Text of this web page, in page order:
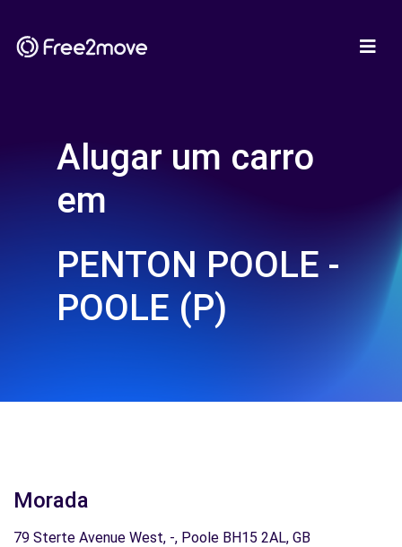
Alugar um carro
em
PENTON POOLE -
POOLE (P)
Morada
79 Sterte Avenue West, -, Poole BH15 2AL, GB